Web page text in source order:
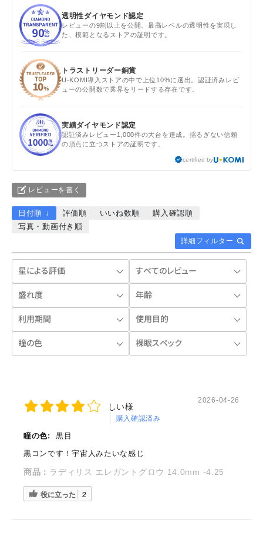
透明性ダイヤモンド認定
レビューの9割以上を公開。最高レベルの透明性を実現し
た、模範となるストアの証明です。
トラストリーダー銅賞
U-KOMI導入ストアの中で上位10%に選出。認証済みレビ
ューの公開数で業界をリードする存在です。
実績ダイヤモンド認定
認証済みレビュー1,000件の大台を達成。揺るぎない信頼
の頂点に立つストアの証明です。
certified by
レビューを書く
詳細フィルター
日付順 ↓ 評価順 いいね数順
購入確認順
写真・動画付き順
しい様
購入確認済み
2026-04-26
瞳の色:
黒目
黒コンです！宇宙人みたいな感じ
商品： ラディリス エレガントグロウ 14.0mm -4.25
役に立った 2